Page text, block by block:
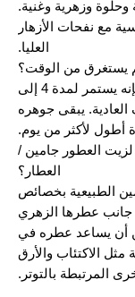
وحلوة وزهرية وغنية.
مع نفحات الأزهار
العليا.
يستغرق من الوقت؟
عند وضعه على الجلد ، فإنه يستمر لمدة 4 إلى
يبقى جوهره
أطول لأكثر من يوم.
لزيت العطور جامين /
العطار؟
الطبيعية بخصائص
جانب عطرها الزهري
أن يساعد عطره في
الاكتئاب والأرق
المرتبطة بالتوتر.